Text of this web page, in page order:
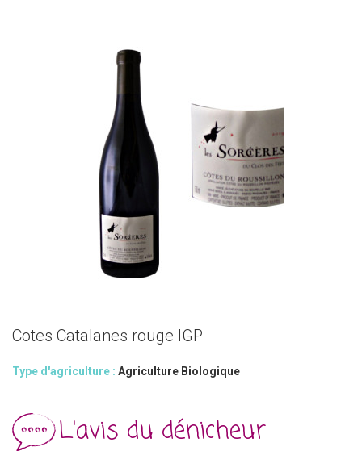
Cotes Catalanes rouge IGP
Type d'agriculture : Agriculture Biologique
L'avis du dénicheur